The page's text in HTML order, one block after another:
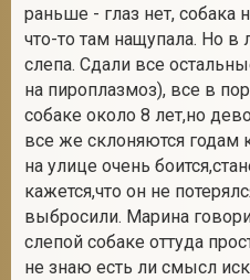
раньше - глаз нет, собака
что-то там нащупала. Но в
слепа. Сдали все
на пироплазмоз), все в
собаке около 8 лет,но
все же склоняются годам
на улице очень
кажется,что он не
выбросили. Марина
слепой собаке оттуда
не знаю есть ли смысл